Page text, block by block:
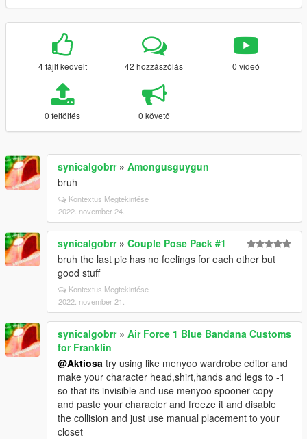
4 fájlt kedvelt 42 hozzászólás 0 videó
0 feltöltés 0 követő
synicalgobrr» Amongusguygun
bruh
Kontextus Megtekintése
2022. november 24.
synicalgobrr» Couple Pose Pack #1
bruh the last pic has no feelings for each other but
good stuff
Kontextus Megtekintése
2022. november 21.
synicalgobrr» Air Force 1 Blue Bandana Customs
for Franklin
@Aktiosa try using like menyoo wardrobe editor and
make your character head,shirt,hands and legs to -1
so that its invisible and use menyoo spooner copy
and paste your character and freeze it and disable
the collision and just use manual placement to your
closet